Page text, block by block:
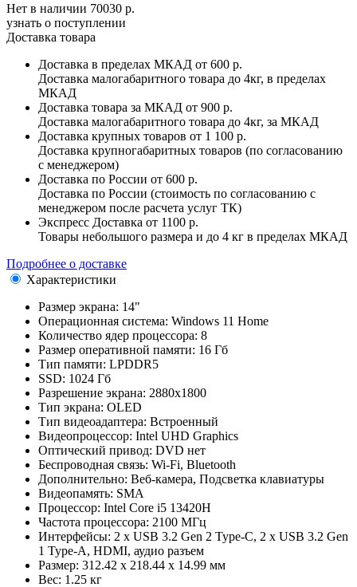
Нет в наличии 70030 р.
узнать о поступлении
Доставка товара
Доставка в пределах МКАД от 600 р.
Доставка малогабаритного товара до 4кг, в пределах
МКАД
Доставка товара за МКАД от 900 р.
Доставка малогабаритного товара до 4кг, за МКАД
Доставка крупных товаров от 1 100 р.
Доставка крупногабаритных товаров (по согласованию
с менеджером)
Доставка по России от 600 р.
Доставка по России (стоимость по согласованию с
менеджером после расчета услуг ТК)
Экспресс Доставка от 1100 р.
Товары небольшого размера и до 4 кг в пределах МКАД
Подробнее о доставке
Характеристики
Размер экрана: 14"
Операционная система: Windows 11 Home
Количество ядер процессора: 8
Размер оперативной памяти: 16 Гб
Тип памяти: LPDDR5
SSD: 1024 Гб
Разрешение экрана: 2880x1800
Тип экрана: OLED
Тип видеоадаптера: Встроенный
Видеопроцессор: Intel UHD Graphics
Оптический привод: DVD нет
Беспроводная связь: Wi-Fi, Bluetooth
Дополнительно: Веб-камера, Подсветка клавиатуры
Видеопамять: SMA
Процессор: Intel Core i5 13420H
Частота процессора: 2100 МГц
Интерфейсы: 2 x USB 3.2 Gen 2 Type-C, 2 x USB 3.2 Gen
1 Type-A, HDMI, аудио разъем
Размер: 312.42 x 218.44 x 14.99 мм
Вес: 1.25 кг